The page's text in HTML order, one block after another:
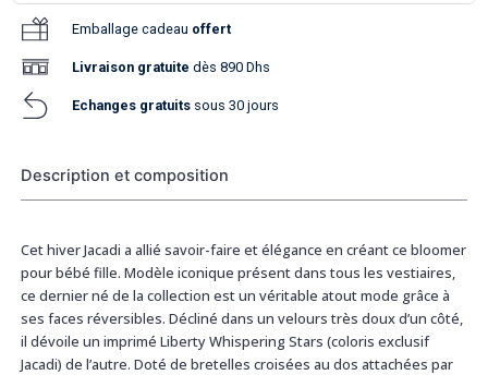
Emballage cadeau offert
Livraison gratuite dès 890 Dhs
Echanges gratuits sous 30 jours
Description et composition
Cet hiver Jacadi a allié savoir-faire et élégance en créant ce bloomer
pour bébé fille. Modèle iconique présent dans tous les vestiaires,
ce dernier né de la collection est un véritable atout mode grâce à
ses faces réversibles. Décliné dans un velours très doux d’un côté,
il dévoile un imprimé Liberty Whispering Stars (coloris exclusif
Jacadi) de l’autre. Doté de bretelles croisées au dos attachées par